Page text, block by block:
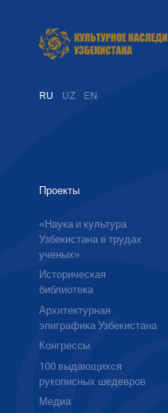
RU UZ EN
Проекты
«Наука и культура
Узбекистана в трудах
ученых»
Историческая
библиотека
Архитектурная
эпиграфика Узбекистана
Конгрессы
100 выдающихся
рукописных шедевров
Медиа